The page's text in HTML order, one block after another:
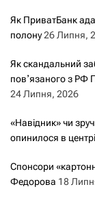
Як ПриватБанк
полону26 Липня,
Як скандальний
повʼязаного з РФ
24 Липня, 2026
«Навідник» чи
опинилося в
Спонсори
Федорова 18